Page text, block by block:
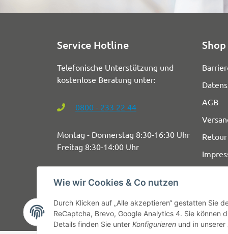
Wie wir Cookies & Co nutzen
Durch Klicken auf „Alle akzeptieren“ gestatten Sie
ReCaptcha, Brevo, Google Analytics 4. Sie können
Details finden Sie unter Konfigurieren und in unserer
Service Hotline
Telefonische Unterstützung und
kostenlose Beratung unter:
0800 - 233 22 44
Montag - Donnerstag 8:30-16:30 Uhr
Freitag 8:30-14:00 Uhr
AGB
Retour